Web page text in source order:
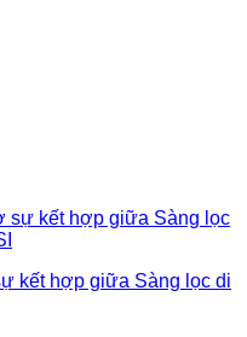
kết hợp giữa Sàng lọc di